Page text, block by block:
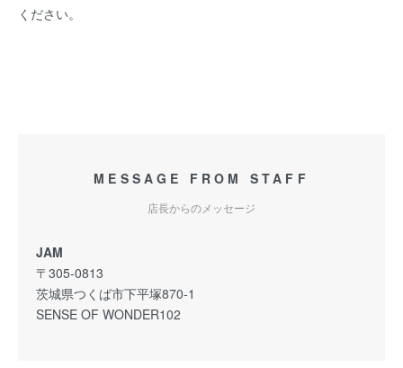
ください。
MESSAGE FROM STAFF
店長からのメッセージ
JAM
〒305-0813
茨城県つくば市下平塚870-1
SENSE OF WONDER102